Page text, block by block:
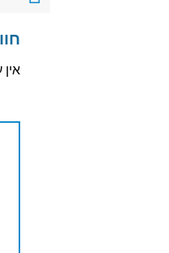
אין